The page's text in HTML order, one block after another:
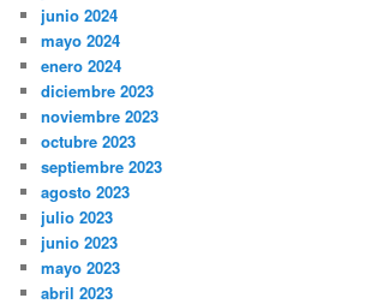
junio 2024
mayo 2024
enero 2024
diciembre 2023
noviembre 2023
octubre 2023
septiembre 2023
agosto 2023
julio 2023
junio 2023
mayo 2023
abril 2023